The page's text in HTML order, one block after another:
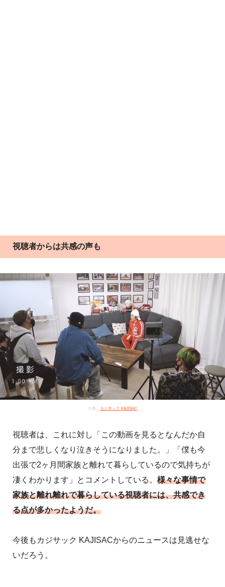
視聴者からは共感の声も
出典： カジサック KAJISAC
視聴者は、これに対し「この動画を見るとなんだか自
分まで悲しくなり泣きそうになりました。」「僕も今
出張で2ヶ月間家族と離れて暮らしているので気持ちが
凄くわかります」とコメントしている。 様々な事情で
家族と離れ離れで暮らしている視聴者には、共感でき
る点が多かったようだ。
今後もカジサック KAJISACからのニュースは見逃せな
いだろう。